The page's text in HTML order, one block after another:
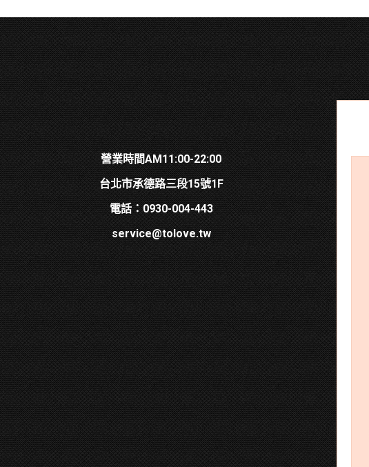
營業時間AM11:00-22:00
台北市承德路三段15號1F
電話：0930-004-443
service@tolove.tw